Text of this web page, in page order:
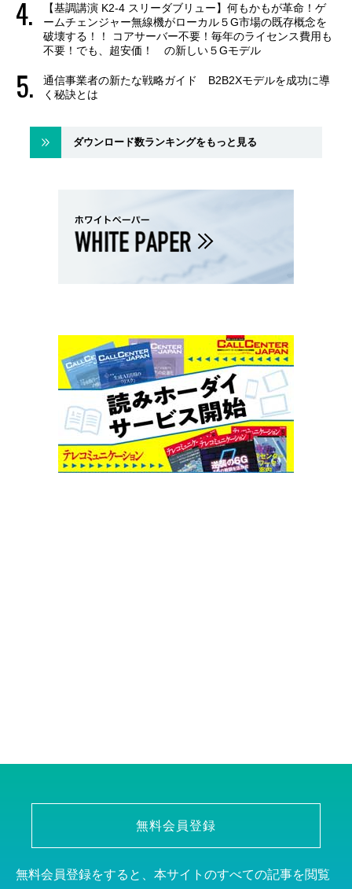
【基調講演 K2-4 スリーダブリュー】何もかもが革命！ゲ
ームチェンジャー無線機がローカル５G市場の既存概念を
破壊する！！ コアサーバー不要！毎年のライセンス費用も
不要！でも、超安価！ の新しい５Gモデル
通信事業者の新たな戦略ガイド B2B2Xモデルを成功に導
く秘訣とは
ダウンロード数ランキングをもっと見る
無料会員登録
無料会員登録をすると、本サイトのすべての記事を閲覧